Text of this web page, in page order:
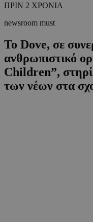
ΠΡΙΝ 2 ΧΡΟΝΙΑ
newsroom must
Το Dove, σε
ανθρωπιστικό
Children”,
των νέων στα